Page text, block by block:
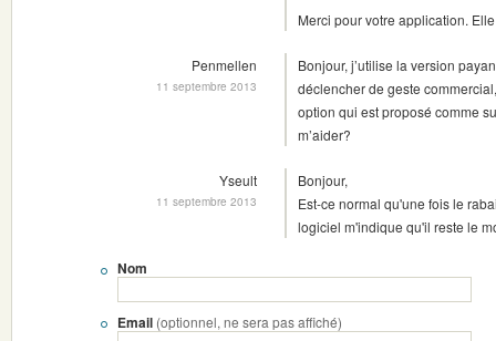
Merci pour votre application.
Penmellen
11 septembre 2013
Bonjour, j’utilise la version
déclencher de geste
option qui est proposé comme
m’aider?
Yseult
11 septembre 2013
Bonjour,
Est-ce normal qu'une fois le
logiciel m'indique qu'il reste le
Nom
Email (optionnel, ne sera pas affiché)